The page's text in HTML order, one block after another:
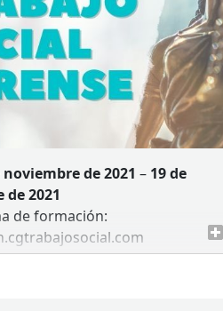
noviembre de 2021 – 19 de
2021
de formación:
30 horas